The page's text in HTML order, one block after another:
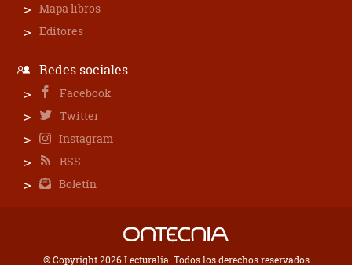
Mapa libros
Editores
Redes sociales
Facebook
Twitter
Instagram
RSS
Boletín
© Copyright 2026 Lecturalia. Todos los derechos reservados